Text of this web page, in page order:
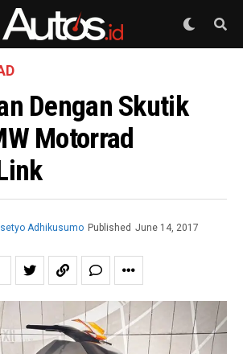
Dengan Skutik
Motorrad
Adhikusumo Published June 14, 2017